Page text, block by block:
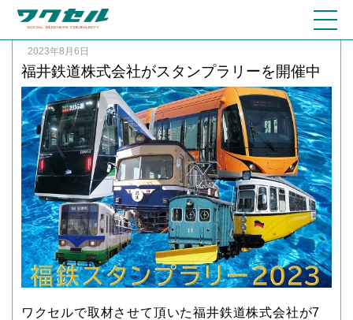
2023年8月6日
福井鉄道株式会社がスタンプラリーを開催中
ワクセルで取材させて頂いた福井鉄道株式会社が7